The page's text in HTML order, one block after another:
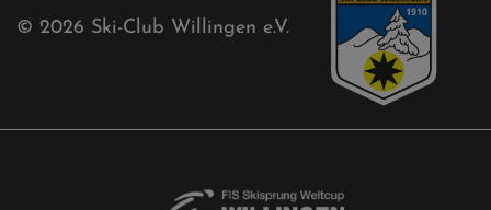
Newsletter